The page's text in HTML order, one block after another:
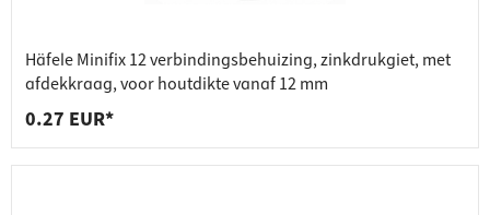
Häfele Minifix 12 verbindingsbehuizing, zinkdrukgiet, met
afdekkraag, voor houtdikte vanaf 12 mm
0.27 EUR*